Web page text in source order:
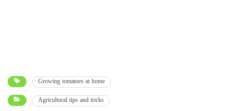
Growing tomatoes at home
Agricultural tips and tricks